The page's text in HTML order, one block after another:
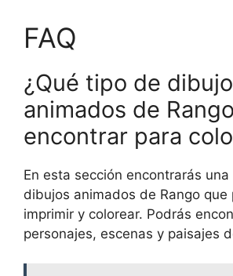
FAQ
¿Qué tipo de
animados de
encontrar para
En esta sección encontrarás
dibujos animados de Rango que
imprimir y colorear. Podrás
personajes, escenas y paisajes